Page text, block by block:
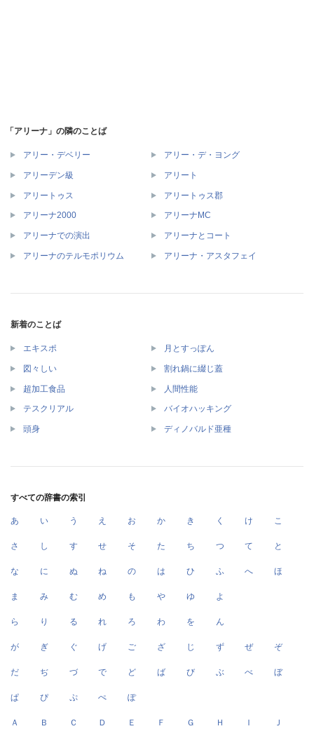
「アリーナ」の隣のことば
アリー・デベリー アリー・デ・ヨング
アリーデン級 アリート
アリートゥス アリートゥス郡
アリーナ2000 アリーナMC
アリーナでの演出 アリーナとコート
アリーナのテルモポリウム アリーナ・アスタフェイ
新着のことば
エキスポ 月とすっぽん
図々しい 割れ鍋に綴じ蓋
超加工食品 人間性能
テスクリアル バイオハッキング
頭身 ディノバルド亜種
すべての辞書の索引
あ い う え お か き く け こ
さ し す せ そ た ち つ て と
な に ぬ ね の は ひ ふ へ ほ
ま み む め も や ゆ よ
ら り る れ ろ わ を ん
が ぎ ぐ げ ご ざ じ ず ぜ ぞ
だ ぢ づ で ど ば び ぶ べ ぼ
ぱ ぴ ぷ ぺ ぽ
Ａ Ｂ Ｃ Ｄ Ｅ Ｆ Ｇ Ｈ Ｉ Ｊ